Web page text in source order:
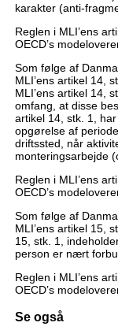
karakter (anti-
Reglen i MLI’ens
OECD’s
Som følge af
MLI’ens artikel 14,
MLI’ens artikel 14,
omfang, at disse
artikel 14, stk. 1,
opgørelse af
driftssted, når
monteringsarbejde
Reglen i MLI’ens
OECD’s
Som følge af
MLI’ens artikel 15,
15, stk. 1,
person er nært
Reglen i MLI’ens
OECD’s
Se også